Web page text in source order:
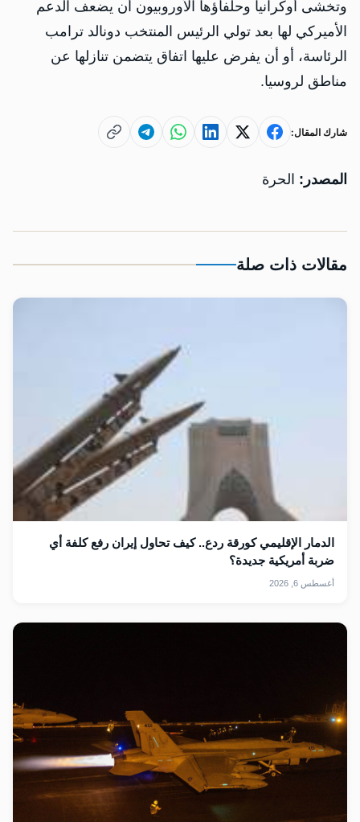
وتخشى أوكرانيا وحلفاؤها الأوروبيون أن يضعف الدعم
الأميركي لها بعد تولي الرئيس المنتخب دونالد ترامب
الرئاسة، أو أن يفرض عليها اتفاق يتضمن تنازلها عن
مناطق لروسيا.
شارك المقال:
المصدر: الحرة
مقالات ذات صلة
الدمار الإقليمي كورقة ردع.. كيف تحاول إيران رفع كلفة أي
ضربة أمريكية جديدة؟
أغسطس 6, 2026